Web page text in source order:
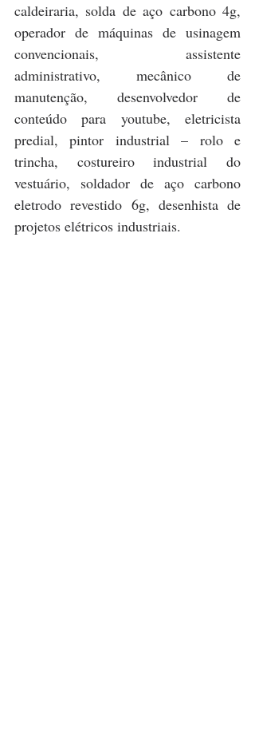
caldeiraria, solda de aço carbono 4g,
operador de máquinas de usinagem
convencionais, assistente
administrativo, mecânico de
manutenção, desenvolvedor de
conteúdo para youtube, eletricista
predial, pintor industrial – rolo e
trincha, costureiro industrial do
vestuário, soldador de aço carbono
eletrodo revestido 6g, desenhista de
projetos elétricos industriais.